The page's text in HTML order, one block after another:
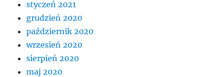
styczeń 2021
grudzień 2020
październik 2020
wrzesień 2020
sierpień 2020
maj 2020